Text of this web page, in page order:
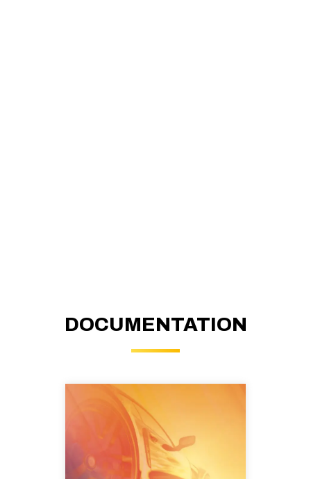
DOCUMENTATION